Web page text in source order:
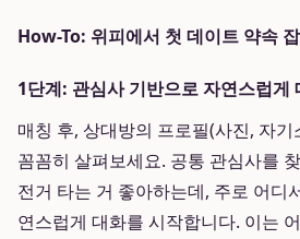
How-To: 위피에서 첫 데이트 약속
1단계: 관심사 기반으로 자연스럽게
매칭 후, 상대방의 프로필(사진, 자
꼼꼼히 살펴보세요. 공통 관심사를
전거 타는 거 좋아하는데, 주로 어디
연스럽게 대화를 시작합니다. 이는